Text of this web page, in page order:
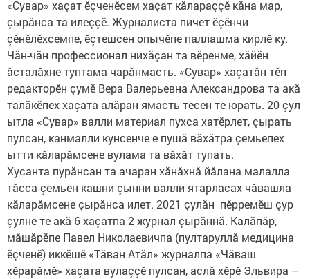
«Сувар» хаçат ӗçченӗсем хаçат кăлараççӗ кăна мар,
çырăнса та илеççӗ. Журналиста пичет ӗçӗнчи
çӗнӗлӗхсемпе, ӗçтешсен опычӗпе паллашма кирлӗ ку.
Чăн-чăн профессионал нихăçан та вӗренме, хăйӗн
ăсталăхне туптама чарăнмасть. «Сувар» хаçатăн тӗп
редакторӗн çумӗ Вера Валерьевна Александрова та акă
талăкӗпех хаçата алăран ямасть тесен те юрать. 20 çул
ытла «Сувар» валли материал пухса хатӗрлет, çырать
пулсан, канмалли кунсенче е пушă вăхăтра çемьепех
ытти кăларăмсене вулама та вăхăт тупать.
Хусанта пурăнсан та ачаран хăнăхнă йăлана малалла
тăсса çемьен кашни çынни валли ятарласах чăвашла
кăларăмсене çырăнса илет. 2021 çулăн пӗрремӗш çур
çулне те акă 6 хаçатпа 2 журнал çырăннă. Калăпăр,
мăшăрӗпе Павел Николаевичпа (пултаруллă медицина
ӗçченӗ) иккӗшӗ «Тăван Атăл» журналпа «Чăваш
хӗрарăмӗ» хаçата вулаççӗ пулсан, аслă хӗрӗ Эльвира –